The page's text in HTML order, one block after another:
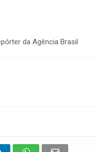
da Agência Brasil